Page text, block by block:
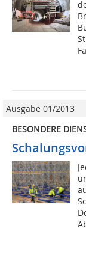
Ausgabe 01/2013
BESONDERE